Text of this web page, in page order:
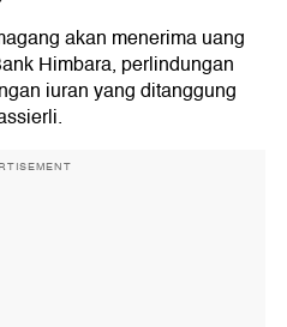
akan menerima uang
Himbara, perlindungan
iuran yang ditanggung